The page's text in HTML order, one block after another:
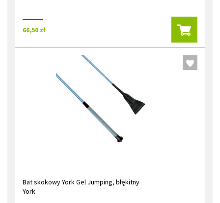
66,50 zł
Bat skokowy York Gel Jumping, błękitny
York